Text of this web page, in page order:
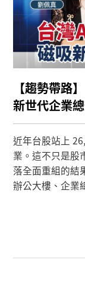
【趨勢帶路
新世代企業
近年台股站上
業。這不只是股
落全面重組的結
辦公大樓、企業